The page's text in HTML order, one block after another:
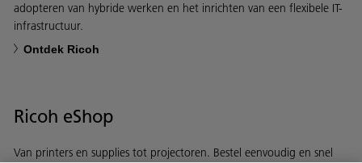
adopteren van hybride werken en het inrichten van een flexibele IT-
infrastructuur.
Ontdek Ricoh
Ricoh eShop
Van printers en supplies tot projectoren. Bestel eenvoudig en snel